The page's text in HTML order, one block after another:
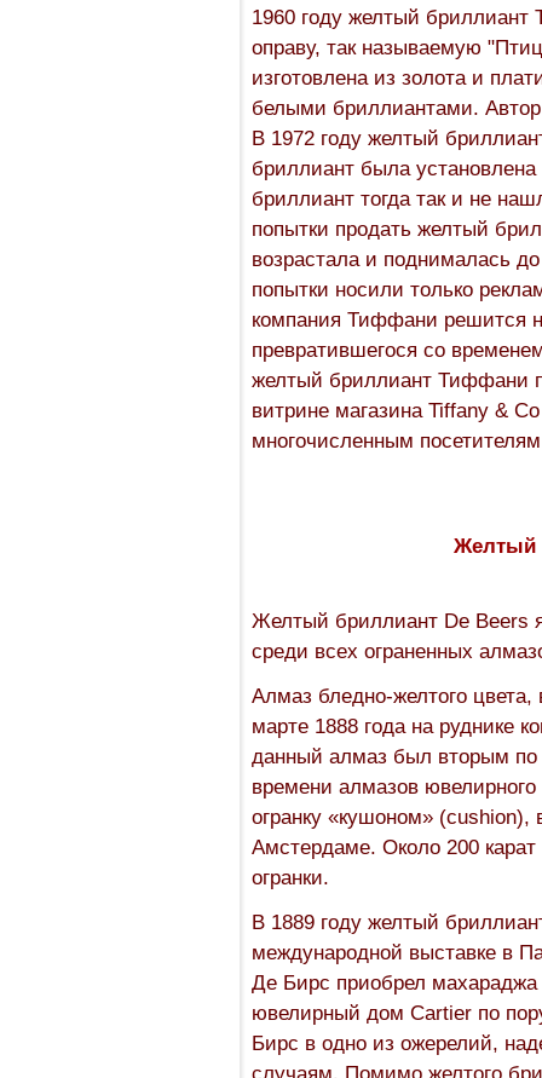
1960 году желтый
оправу, так называемую
изготовлена из золота и
белыми бриллиантами.
В 1972 году желтый
бриллиант была
бриллиант тогда так и не
попытки продать желтый
возрастала и поднималась
попытки носили только
компания Тиффани решится
превратившегося со
желтый бриллиант Тиффани
витрине магазина Tiffany &
многочисленным посетителям
Желтый
Желтый бриллиант De Beers
среди всех ограненных
Алмаз бледно-желтого
марте 1888 года на руднике
данный алмаз был вторым по
времени алмазов
огранку «кушоном» (cushion),
Амстердаме. Около 200
огранки.
В 1889 году желтый
международной выставке в
Де Бирс приобрел махараджа
ювелирный дом Cartier по
Бирс в одно из ожерелий,
случаям. Помимо желтого